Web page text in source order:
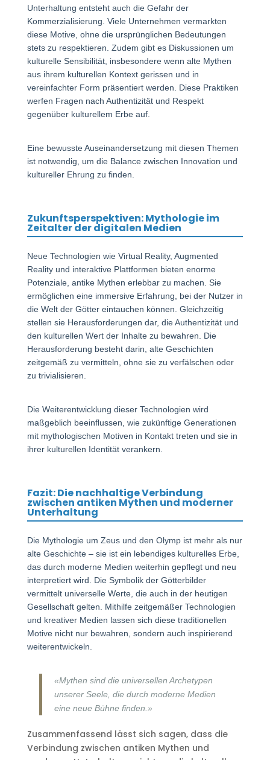
Unterhaltung entsteht auch die Gefahr der
Kommerzialisierung. Viele Unternehmen vermarkten
diese Motive, ohne die ursprünglichen Bedeutungen
stets zu respektieren. Zudem gibt es Diskussionen um
kulturelle Sensibilität, insbesondere wenn alte Mythen
aus ihrem kulturellen Kontext gerissen und in
vereinfachter Form präsentiert werden. Diese Praktiken
werfen Fragen nach Authentizität und Respekt
gegenüber kulturellem Erbe auf.
Eine bewusste Auseinandersetzung mit diesen Themen
ist notwendig, um die Balance zwischen Innovation und
kultureller Ehrung zu finden.
Zukunftsperspektiven: Mythologie im
Zeitalter der digitalen Medien
Neue Technologien wie Virtual Reality, Augmented
Reality und interaktive Plattformen bieten enorme
Potenziale, antike Mythen erlebbar zu machen. Sie
ermöglichen eine immersive Erfahrung, bei der Nutzer in
die Welt der Götter eintauchen können. Gleichzeitig
stellen sie Herausforderungen dar, die Authentizität und
den kulturellen Wert der Inhalte zu bewahren. Die
Herausforderung besteht darin, alte Geschichten
zeitgemäß zu vermitteln, ohne sie zu verfälschen oder
zu trivialisieren.
Die Weiterentwicklung dieser Technologien wird
maßgeblich beeinflussen, wie zukünftige Generationen
mit mythologischen Motiven in Kontakt treten und sie in
ihrer kulturellen Identität verankern.
Fazit: Die nachhaltige Verbindung
zwischen antiken Mythen und moderner
Unterhaltung
Die Mythologie um Zeus und den Olymp ist mehr als nur
alte Geschichte – sie ist ein lebendiges kulturelles Erbe,
das durch moderne Medien weiterhin gepflegt und neu
interpretiert wird. Die Symbolik der Götterbilder
vermittelt universelle Werte, die auch in der heutigen
Gesellschaft gelten. Mithilfe zeitgemäßer Technologien
und kreativer Medien lassen sich diese traditionellen
Motive nicht nur bewahren, sondern auch inspirierend
weiterentwickeln.
«Mythen sind die universellen Archetypen
unserer Seele, die durch moderne Medien
eine neue Bühne finden.»
Zusammenfassend lässt sich sagen, dass die
Verbindung zwischen antiken Mythen und